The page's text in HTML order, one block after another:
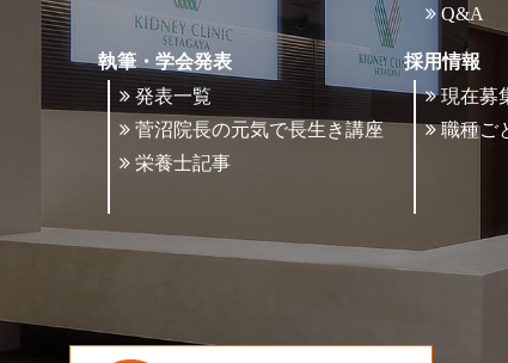
Q&A
執筆・学会発表
発表一覧
菅沼院長の元気で長生き講座
栄養士記事
採用情報
現在募
職種ご